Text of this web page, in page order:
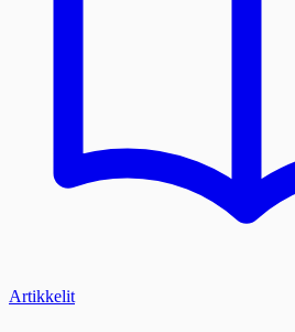
Artikkelit